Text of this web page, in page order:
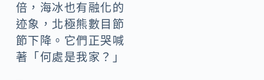
倍，海冰也有融化的
迹象，北極熊數目節
節下降。它們正哭喊
著「何處是我家？」